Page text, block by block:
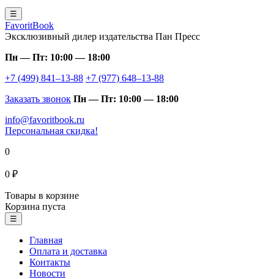
☰
FavoritBook
Эксклюзивный дилер издательства Пан Пресс
Пн — Пт: 10:00 — 18:00
+7 (499) 841–13-88 +7 (977) 648–13-88
Заказать звонок Пн — Пт: 10:00 — 18:00
info@favoritbook.ru
Персональная скидка!
0
0 ₽
Товары в корзине
Корзина пуста
☰
Главная
Оплата и доставка
Контакты
Новости